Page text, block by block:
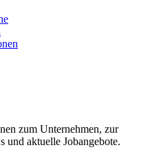
zum Unternehmen, zur
und aktuelle Jobangebote.